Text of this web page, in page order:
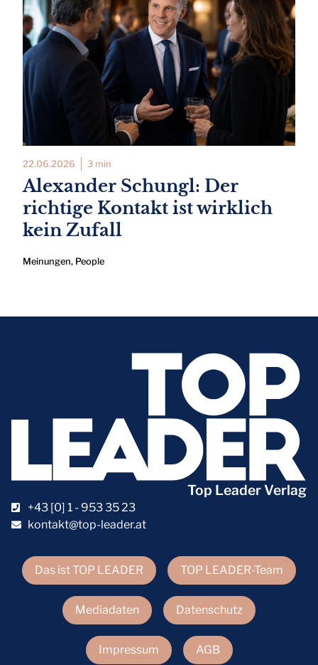
22.06.2026 3 min
Alexander Schungl: Der
richtige Kontakt ist wirklich
kein Zufall
Meinungen, People
Das ist TOP LEADER TOP LEADER-Team
Mediadaten Datenschutz
Impressum AGB
Top Leader Verlag
+43 [0] 1 - 953 35 23
kontakt@top-leader.at